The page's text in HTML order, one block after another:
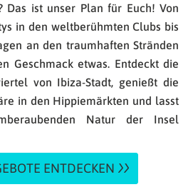
Das ist unser Plan für Euch! Von
in den weltberühmten Clubs bis
an den traumhaften Stränden
Geschmack etwas. Entdeckt die
von Ibiza-Stadt, genießt die
in den Hippiemärkten und lasst
Natur der Insel
ENTDECKEN